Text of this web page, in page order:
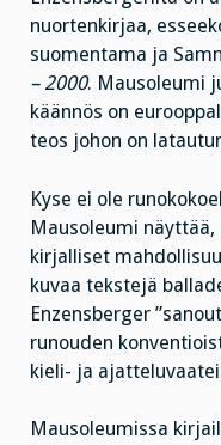
nuortenkirjaa,
suomentama ja
– 2000. Mausoleumi
käännös on
teos johon on
Kyse ei ole
Mausoleumi
kirjalliset
kuvaa tekstejä
Enzensberger
runouden
kieli- ja
Mausoleumissa